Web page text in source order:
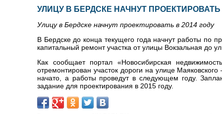
УЛИЦУ В БЕРДСКЕ НАЧНУТ ПРОЕКТИРОВАТЬ
Улицу в Бердске начнут проектировать в 2014 году
В Бердске до конца текущего года начнут работы по
капитальный ремонт участка от улицы Вокзальная до
Как сообщает портал «Новосибирская
отремонтирован участок дороги на улице
начато, а работы проведут в следующем году.
задание для проектирования в 2015 году.